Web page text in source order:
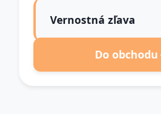
Vernostná zľava
Do obchodu